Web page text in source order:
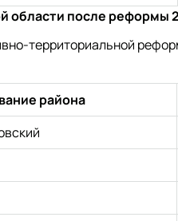
области после реформы
территориальной
района